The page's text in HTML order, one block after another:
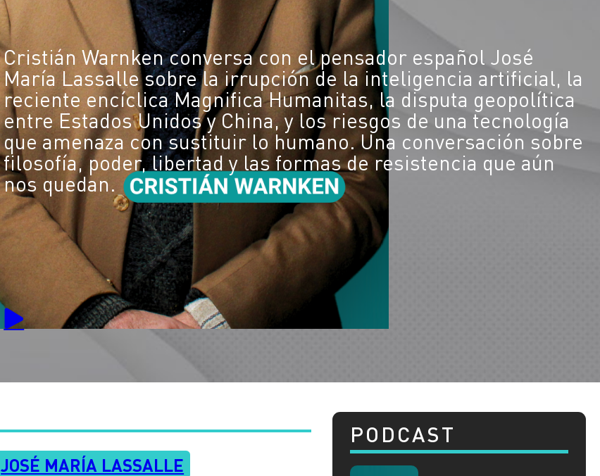
Cristián Warnken conversa con el pensador español José
María Lassalle sobre la irrupción de la inteligencia artificial, la
reciente encíclica Magnifica Humanitas, la disputa geopolítica
entre Estados Unidos y China, y los riesgos de una tecnología
que amenaza con sustituir lo humano. Una conversación sobre
filosofía, poder, libertad y las formas de resistencia que aún
nos quedan.
JOSÉ MARÍA LASSALLE
PODCAST